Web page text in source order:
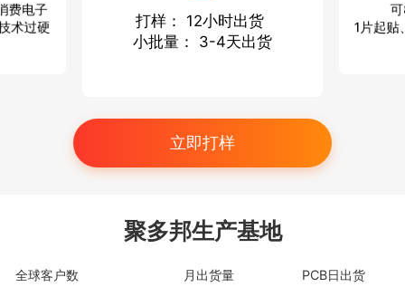
费电子
术过硬
打样： 12小时出货
小批量： 3-4天出货
1片起贴
立即打样
聚多邦生产基地
全球客户数 月出货量 PCB日出货